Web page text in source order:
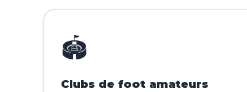
🏟️
Clubs de foot amateurs